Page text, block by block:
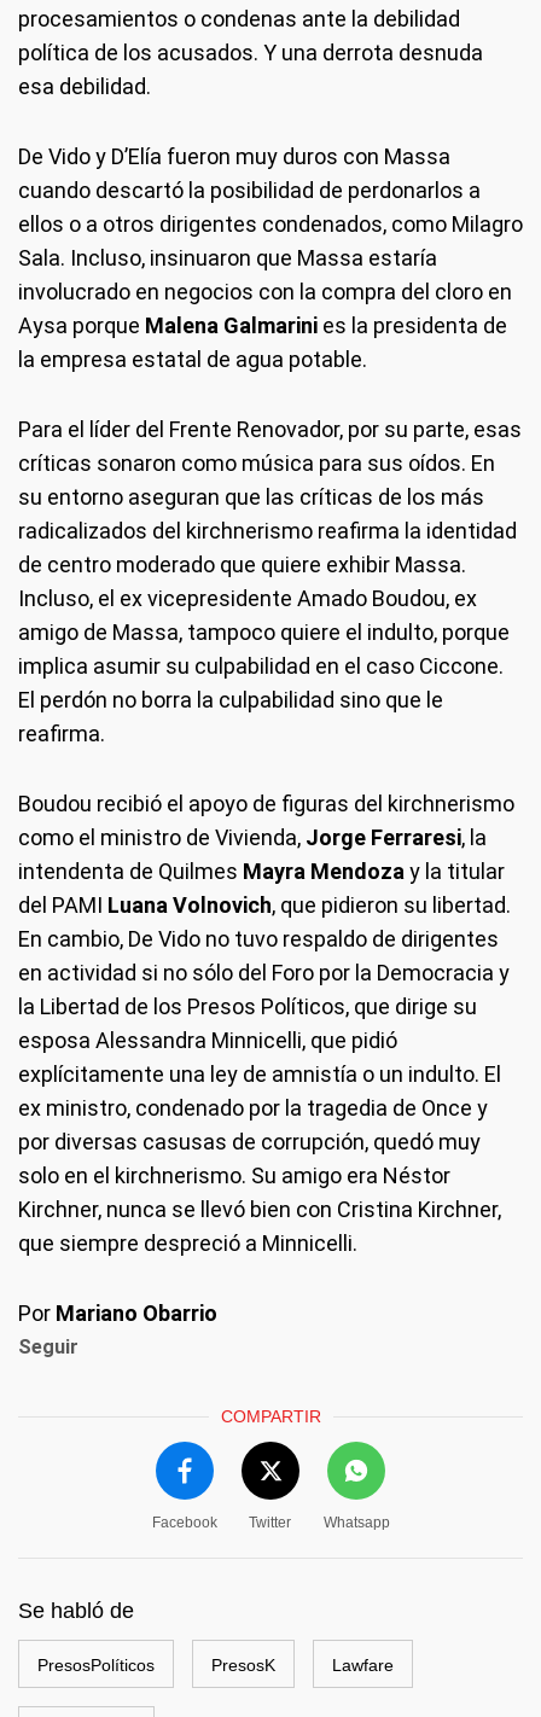
procesamientos o condenas ante la debilidad
política de los acusados. Y una derrota desnuda
esa debilidad.
De Vido y D’Elía fueron muy duros con Massa
cuando descartó la posibilidad de perdonarlos a
ellos o a otros dirigentes condenados, como Milagro
Sala. Incluso, insinuaron que Massa estaría
involucrado en negocios con la compra del cloro en
Aysa porque Malena Galmarini es la presidenta de
la empresa estatal de agua potable.
Para el líder del Frente Renovador, por su parte, esas
críticas sonaron como música para sus oídos. En
su entorno aseguran que las críticas de los más
radicalizados del kirchnerismo reafirma la identidad
de centro moderado que quiere exhibir Massa.
Incluso, el ex vicepresidente Amado Boudou, ex
amigo de Massa, tampoco quiere el indulto, porque
implica asumir su culpabilidad en el caso Ciccone.
El perdón no borra la culpabilidad sino que le
reafirma.
Boudou recibió el apoyo de figuras del kirchnerismo
como el ministro de Vivienda, Jorge Ferraresi, la
intendenta de Quilmes Mayra Mendozay la titular
del PAMI Luana Volnovich, que pidieron su libertad.
En cambio, De Vido no tuvo respaldo de dirigentes
en actividad si no sólo del Foro por la Democracia y
la Libertad de los Presos Políticos, que dirige su
esposa Alessandra Minnicelli, que pidió
explícitamente una ley de amnistía o un indulto. El
ex ministro, condenado por la tragedia de Once y
por diversas casusas de corrupción, quedó muy
solo en el kirchnerismo. Su amigo era Néstor
Kirchner, nunca se llevó bien con Cristina Kirchner,
que siempre despreció a Minnicelli.
Por Mariano Obarrio
Seguir
COMPARTIR
Facebook Twitter Whatsapp
Se habló de
PresosPolíticos PresosK Lawfare